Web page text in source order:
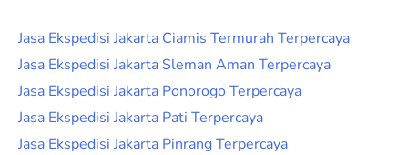
Jasa Ekspedisi Jakarta Ciamis Termurah Terpercaya
Jasa Ekspedisi Jakarta Sleman Aman Terpercaya
Jasa Ekspedisi Jakarta Ponorogo Terpercaya
Jasa Ekspedisi Jakarta Pati Terpercaya
Jasa Ekspedisi Jakarta Pinrang Terpercaya